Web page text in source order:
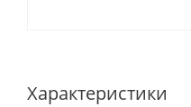
Характеристики